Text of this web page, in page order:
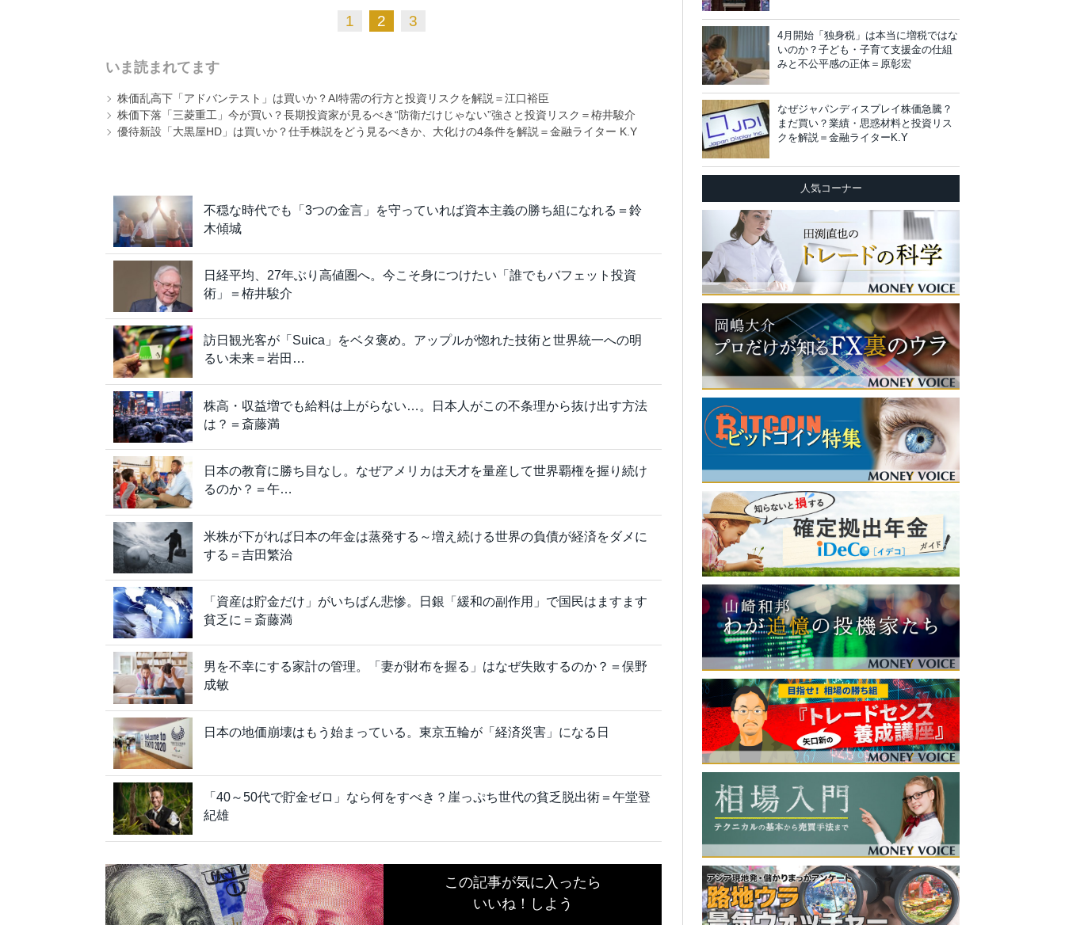
1 2 3
いま読まれてます
株価乱高下「アドバンテスト」は買いか？AI特需の行方と投資リスクを解説＝江口裕臣
株価下落「三菱重工」今が買い？長期投資家が見るべき“防衛だけじゃない”強さと投資リスク＝栫井駿介
優待新設「大黒屋HD」は買いか？仕手株説をどう見るべきか、大化けの4条件を解説＝金融ライター K.Y
不穏な時代でも「3つの金言」を守っていれば資本主義の勝ち組になれる＝鈴
木傾城
日経平均、27年ぶり高値圏へ。今こそ身につけたい「誰でもバフェット投資
術」＝栫井駿介
訪日観光客が「Suica」をベタ褒め。アップルが惚れた技術と世界統一への明
るい未来＝岩田…
株高・収益増でも給料は上がらない…。日本人がこの不条理から抜け出す方法
は？＝斎藤満
日本の教育に勝ち目なし。なぜアメリカは天才を量産して世界覇権を握り続け
るのか？＝午…
米株が下がれば日本の年金は蒸発する～増え続ける世界の負債が経済をダメに
する＝吉田繁治
「資産は貯金だけ」がいちばん悲惨。日銀「緩和の副作用」で国民はますます
貧乏に＝斎藤満
男を不幸にする家計の管理。「妻が財布を握る」はなぜ失敗するのか？＝俣野
成敏
日本の地価崩壊はもう始まっている。東京五輪が「経済災害」になる日
「40～50代で貯金ゼロ」なら何をすべき？崖っぷち世代の貧乏脱出術＝午堂登
紀雄
この記事が気に入ったら
いいね！しよう
4月開始「独身税」は本当に増税ではな
いのか？子ども・子育て支援金の仕組
みと不公平感の正体＝原彰宏
なぜジャパンディスプレイ株価急騰？
まだ買い？業績・思惑材料と投資リス
クを解説＝金融ライターK.Y
人気コーナー